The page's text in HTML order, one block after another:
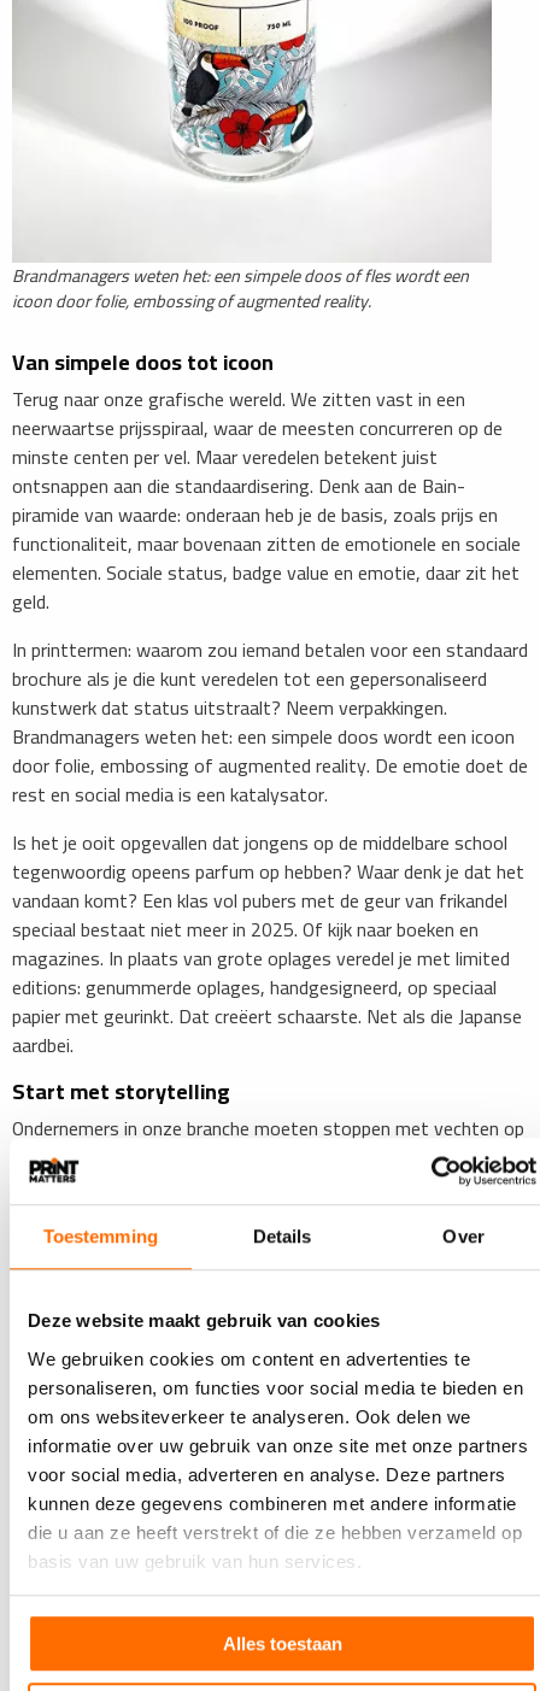
Toestemming Details Over
Deze website maakt gebruik van cookies
We gebruiken cookies om content en advertenties te
personaliseren, om functies voor social media te bieden en
om ons websiteverkeer te analyseren. Ook delen we
informatie over uw gebruik van onze site met onze partners
voor social media, adverteren en analyse. Deze partners
kunnen deze gegevens combineren met andere informatie
die u aan ze heeft verstrekt of die ze hebben verzameld op
basis van uw gebruik van hun services.
Alles toestaan
Brandmanagers weten het: een simpele doos of fles wordt een
icoon door folie, embossing of augmented reality.
Van simpele doos tot icoon
Terug naar onze grafische wereld. We zitten vast in een
neerwaartse prijsspiraal, waar de meesten concurreren op de
minste centen per vel. Maar veredelen betekent juist
ontsnappen aan die standaardisering. Denk aan de Bain-
piramide van waarde: onderaan heb je de basis, zoals prijs en
functionaliteit, maar bovenaan zitten de emotionele en sociale
elementen. Sociale status, badge value en emotie, daar zit het
geld.
In printtermen: waarom zou iemand betalen voor een standaard
brochure als je die kunt veredelen tot een gepersonaliseerd
kunstwerk dat status uitstraalt? Neem verpakkingen.
Brandmanagers weten het: een simpele doos wordt een icoon
door folie, embossing of augmented reality. De emotie doet de
rest en social media is een katalysator.
Is het je ooit opgevallen dat jongens op de middelbare school
tegenwoordig opeens parfum op hebben? Waar denk je dat het
vandaan komt? Een klas vol pubers met de geur van frikandel
speciaal bestaat niet meer in 2025. Of kijk naar boeken en
magazines. In plaats van grote oplages veredel je met limited
editions: genummerde oplages, handgesigneerd, op speciaal
papier met geurinkt. Dat creëert schaarste. Net als die Japanse
aardbei.
Start met storytelling
Ondernemers in onze branche moeten stoppen met vechten op
prijs en starten met storytelling. Vertel het verhaal achter je
print. Dat bouwt emotie op, maakt het schaars en verslavend.
Robstolk in Amsterdam gebruikt de keerzijde van het
briefpapier voor typografie en beeld, als etalage voor
ontwerpers en jong talent. Dat is gewoon slim.